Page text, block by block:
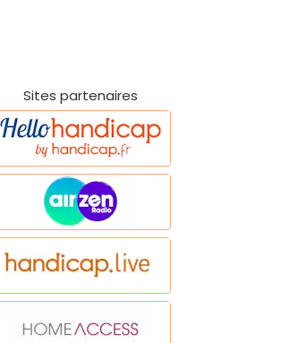
Sites partenaires